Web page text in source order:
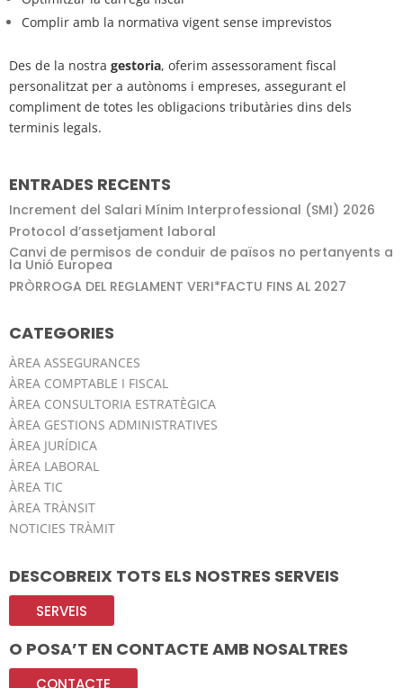
Complir amb la normativa vigent sense imprevistos
Des de la nostra gestoria, oferim assessorament fiscal
personalitzat per a autònoms i empreses, assegurant el
compliment de totes les obligacions tributàries dins dels
terminis legals.
ENTRADES RECENTS
Increment del Salari Mínim Interprofessional (SMI) 2026
Protocol d’assetjament laboral
Canvi de permisos de conduir de països no pertanyents a
la Unió Europea
PRÒRROGA DEL REGLAMENT VERI*FACTU FINS AL 2027
CATEGORIES
ÀREA ASSEGURANCES
ÀREA COMPTABLE I FISCAL
ÀREA CONSULTORIA ESTRATÈGICA
ÀREA GESTIONS ADMINISTRATIVES
ÀREA JURÍDICA
ÀREA LABORAL
ÀREA TIC
ÀREA TRÀNSIT
NOTICIES TRÀMIT
DESCOBREIX TOTS ELS NOSTRES SERVEIS
SERVEIS
O POSA’T EN CONTACTE AMB NOSALTRES
CONTACTE